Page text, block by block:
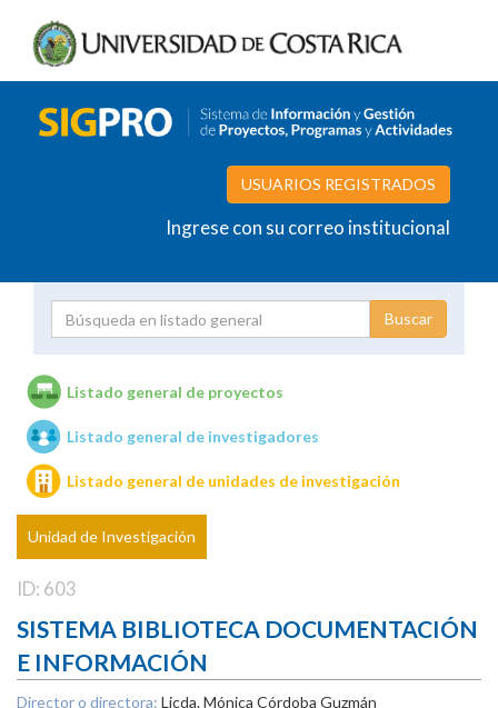
USUARIOS REGISTRADOS
Ingrese con su correo institucional
Unidades de investigación
Listado general de proyectos
Listado general de investigadores
Listado general de unidades de investigación
Unidad de Investigación
ID: 603
SISTEMA BIBLIOTECA DOCUMENTACIÓN
E INFORMACIÓN
Director o directora: Licda. Mónica Córdoba Guzmán